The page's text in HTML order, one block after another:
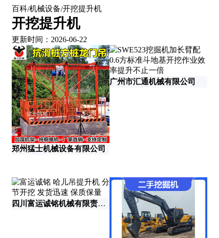
百科/机械设备/开挖提升机
开挖提升机
更新时间：2026-06-22
郑州猛士机械设备有限公司
广州市汇通机械有限公司
四川富运诚铭机械有限责任公司